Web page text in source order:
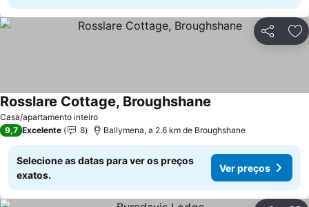
Partilhar
Casa/apartamento inteiro
Rosslare Cottage, Broughshane
9,7 Excelente 8 Ballymena, a 2.6 km de Broughshane
Selecione as datas para ver os preços
exatos.
Ver preços